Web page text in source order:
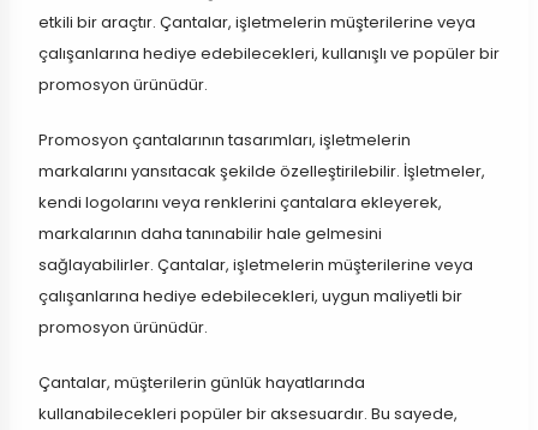
etkili bir araçtır. Çantalar, işletmelerin müşterilerine veya
çalışanlarına hediye edebilecekleri, kullanışlı ve popüler bir
promosyon ürünüdür.
Promosyon çantalarının tasarımları, işletmelerin
markalarını yansıtacak şekilde özelleştirilebilir. İşletmeler,
kendi logolarını veya renklerini çantalara ekleyerek,
markalarının daha tanınabilir hale gelmesini
sağlayabilirler. Çantalar, işletmelerin müşterilerine veya
çalışanlarına hediye edebilecekleri, uygun maliyetli bir
promosyon ürünüdür.
Çantalar, müşterilerin günlük hayatlarında
kullanabilecekleri popüler bir aksesuardır. Bu sayede,